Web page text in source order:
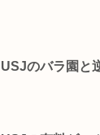
USJのバラ園と